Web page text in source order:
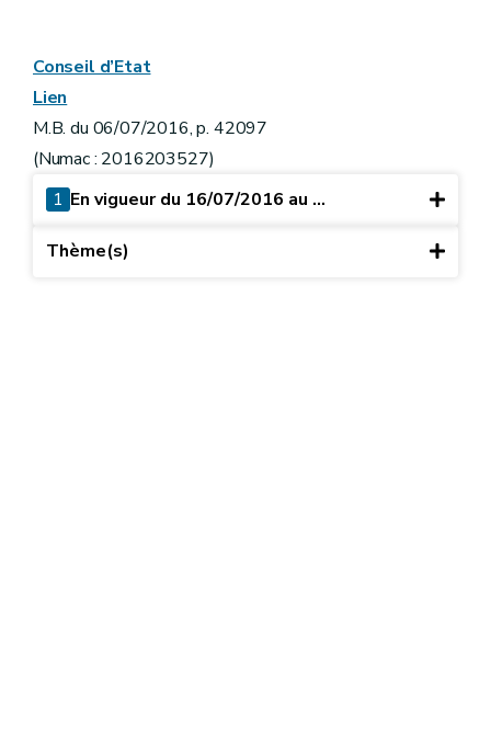
Conseil d’Etat
Lien
M.B. du 06/07/2016, p. 42097
(Numac : 2016203527)
1 En vigueur du 16/07/2016 au ...
Thème(s)